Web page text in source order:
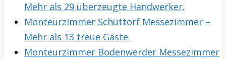
Mehr als 29 überzeugte Handwerker.
Monteurzimmer Schüttorf Messezimmer –
Mehr als 13 treue Gäste.
Monteurzimmer Bodenwerder Messezimmer